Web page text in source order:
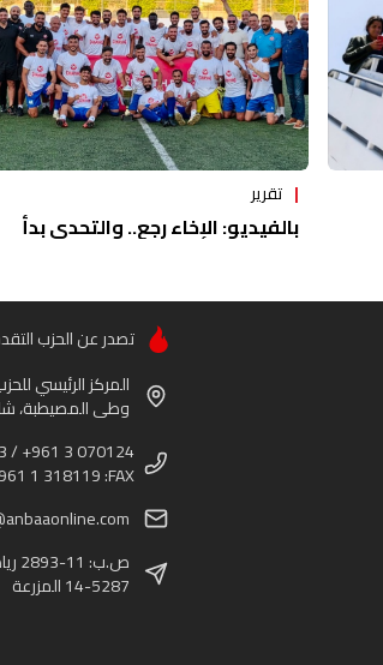
تقرير
بالفيديو: الإخاء رجع.. والتحدي بدأ
تصدر عن الحزب
المركز الرئيسي
وطى المصيطبة،
/ +961 3 070124
1 318119 :FAX
ص.ب: 11-2893 رياض الصلح
14-5287 المزرعة